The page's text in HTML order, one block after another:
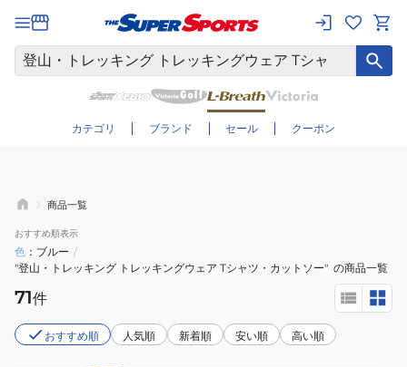
カテゴリ ブランド セール クーポン
さらに絞り込む
商品一覧
おすすめ順表示
色 ブルー /
"登山・トレッキング トレッキングウェア Tシャツ・カットソー" の商品一覧
71件
おすすめ順 人気順 新着順 安い順 高い順